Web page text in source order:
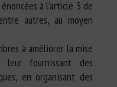
à l’article 3 de
autres, au moyen
à améliorer la mise
fournissant des
en organisant des